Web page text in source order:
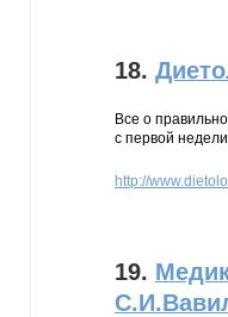
18.
Все о
с первой
http://
19.